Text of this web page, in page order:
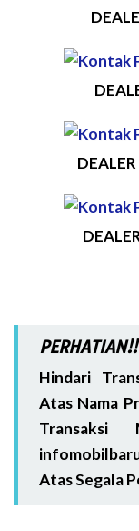
PERHATIAN!!
Hindari
Atas Nama
Transaksi
Atas Segala